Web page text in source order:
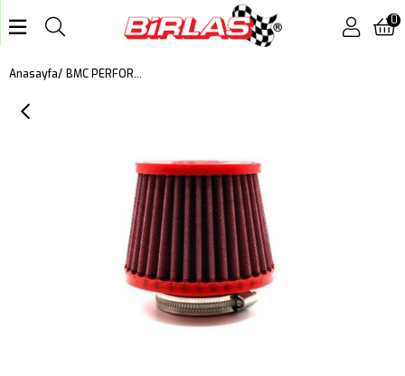
0
Anasayfa BMC PERFORMANS AÇIK HAVA FİLTRESİ FBSS50-100